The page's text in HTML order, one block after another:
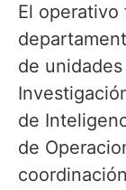
El operativo
de
de
de